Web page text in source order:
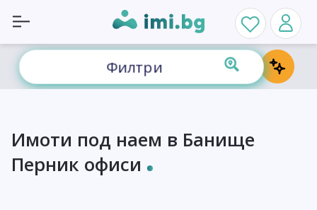
Филтри
Имоти под наем в Банище
Перник офиси